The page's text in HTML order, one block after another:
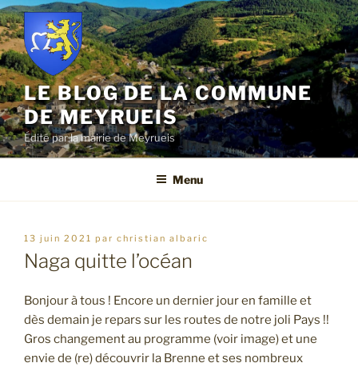
Aller
au
contenu
principal
LE BLOG DE LA COMMUNE
DE MEYRUEIS
Édité par la mairie de Meyrueis
Menu
publié
le
13 juin 2021 par christian albaric
Naga quitte l’océan
Bonjour à tous ! Encore un dernier jour en famille et
dès demain je repars sur les routes de notre joli Pays !!
Gros changement au programme (voir image) et une
envie de (re) découvrir la Brenne et ses nombreux